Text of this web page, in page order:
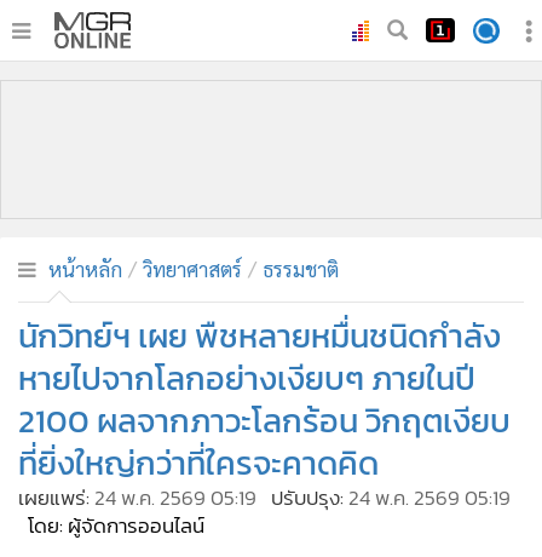
• บันเทิง
ผู้จัดการรายวัน
• คอลัมนิสต์
• ละคร
• CbizReview
• Cyber BIZ
• ผู้จัดกวน
Good health & Well-being
หน้าหลัก วิทยาศาสตร์ ธรรมชาติ
นักวิทย์ฯ เผย พืชหลายหมื่นชนิดกำลัง
หายไปจากโลกอย่างเงียบๆ ภายในปี
2100 ผลจากภาวะโลกร้อน วิกฤตเงียบ
ที่ยิ่งใหญ่กว่าที่ใครจะคาดคิด
เผยแพร่: 24 พ.ค. 2569 05:19 ปรับปรุง: 24 พ.ค. 2569 05:19
โดย: ผู้จัดการออนไลน์